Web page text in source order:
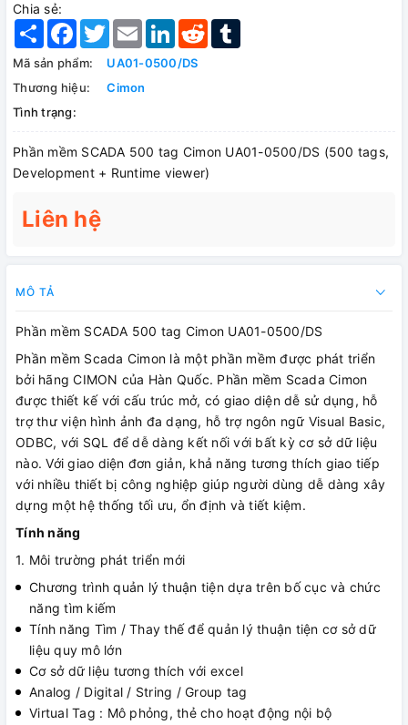
Chia sẻ:
Share Facebook
TwitterEmail LinkedInReddit
Mã sản phẩm:
UA01-0500/DS
Thương hiệu:
Cimon
Tình trạng:
Phần mềm SCADA 500 tag Cimon UA01-0500/DS (500 tags,
Development + Runtime viewer)
Liên hệ
MÔ TẢ
Phần mềm SCADA 500 tag Cimon UA01-0500/DS
Phần mềm Scada Cimon là một phần mềm được phát triển
bởi hãng CIMON của Hàn Quốc. Phần mềm Scada Cimon
được thiết kế với cấu trúc mở, có giao diện dễ sử dụng, hỗ
trợ thư viện hình ảnh đa dạng, hỗ trợ ngôn ngữ Visual Basic,
ODBC, với SQL để dễ dàng kết nối với bất kỳ cơ sở dữ liệu
nào. Với giao diện đơn giản, khả năng tương thích giao tiếp
với nhiều thiết bị công nghiệp giúp người dùng dễ dàng xây
dựng một hệ thống tối ưu, ổn định và tiết kiệm.
Tính năng
1. Môi trường phát triển mới
Chương trình quản lý thuận tiện dựa trên bố cục và chức
năng tìm kiếm
Tính năng Tìm / Thay thế để quản lý thuận tiện cơ sở dữ
liệu quy mô lớn
Cơ sở dữ liệu tương thích với excel
Analog / Digital / String / Group tag
Virtual Tag : Mô phỏng, thẻ cho hoạt động nội bộ